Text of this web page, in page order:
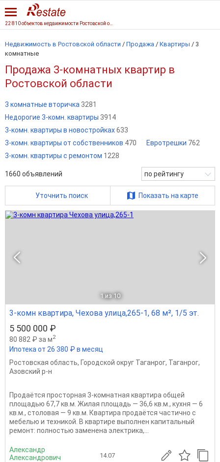
Недвижимость в Ростовской области / Продажа / Квартиры / 3
комнатные
Продажа 3-комнатных квартир в
Ростовской области
3 комнатные вторичка 3281
Недорогие 3-комн. квартиры 3914
3-комн. квартиры в новостройках633
3-комн. квартиры от собственников 470 Евротрешки 762
3-комн. квартиры с ремонтом 1228
1660 объявлений по рейтингу
Уточнить поиск Показать на карте
1 из 10
3-комн квартира, Чехова улица,265-1, 68 м², 1/5 эт.
5 500 000 ₽
80 882 ₽ за м2
Ипотека от 26 380 ₽ в месяц
Ростовская область, Городской округ Таганрог, Таганрог,
Азовский р-н
Продаётся просторная 3-комнатная квартира общей
площадью 67,7 кв.м. Жилая площадь — 36,6 кв.м., кухня — 6
кв.м., столовая — 9 кв.м. Квартира продаётся частично с
мебелью и техникой. В квартире выполнен капитальный
ремонт: полностью заменена электрика,...
Александр
Александрович
14.07